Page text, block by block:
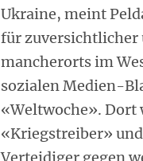
Ukraine, meint
für zuversichtlicher
mancherorts im
sozialen Medien-
«Weltwoche».
«Kriegstreiber»
Verteidiger gegen